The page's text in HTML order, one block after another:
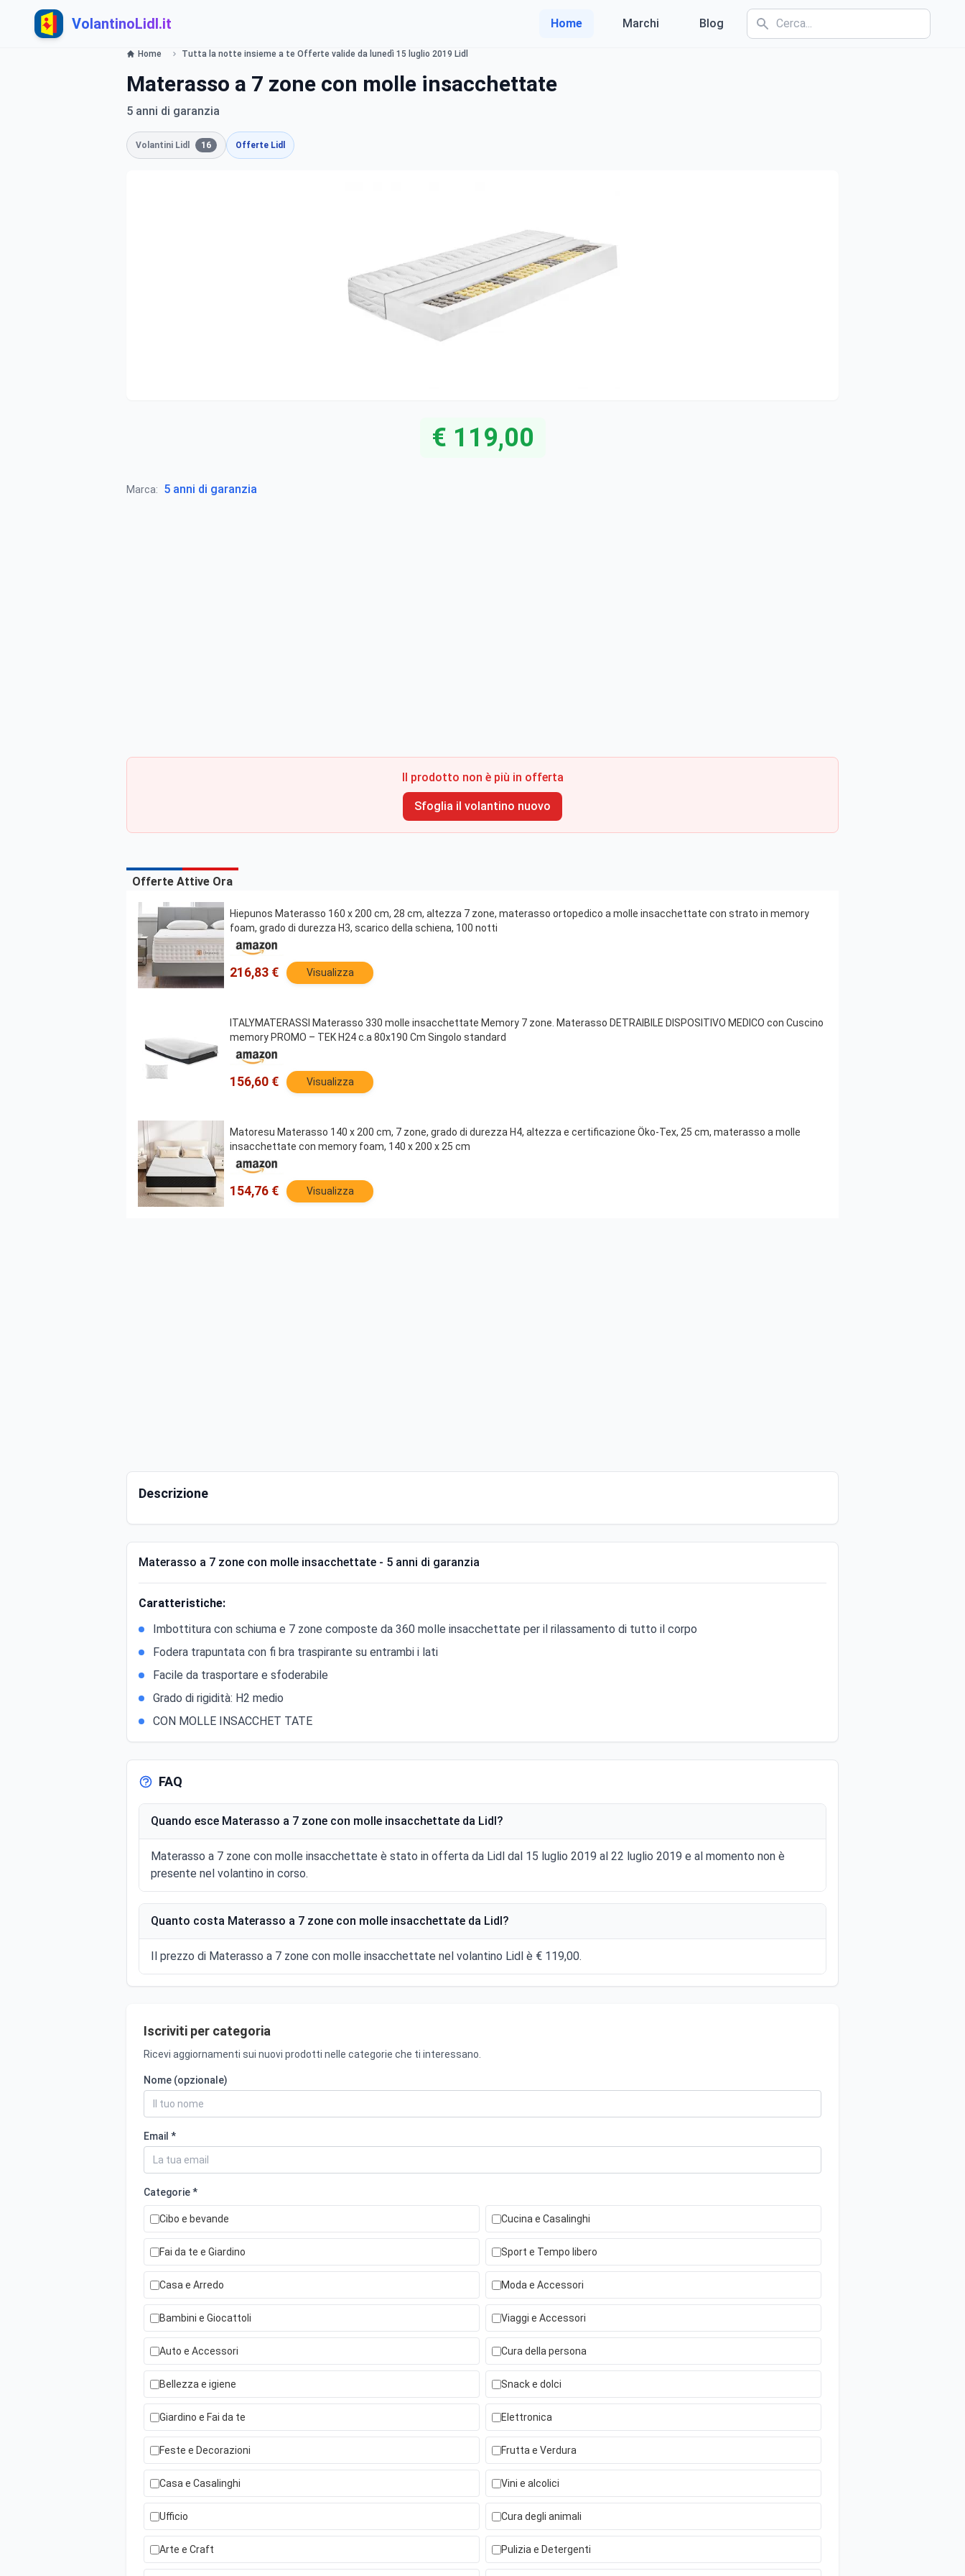
VolantinoLidl.it Home Marchi Blog
Home Tutta la notte insieme a te Offerte valide da lunedì 15 luglio 2019 Lidl
Materasso a 7 zone con molle insacchettate
5 anni di garanzia
Volantini Lidl 16 Offerte Lidl
€ 119,00
Marca: 5 anni di garanzia
Il prodotto non è più in offerta
Sfoglia il volantino nuovo
Offerte Attive Ora
Hiepunos Materasso 160 x 200 cm, 28 cm, altezza 7 zone, materasso ortopedico a molle insacchettate con strato in memory
foam, grado di durezza H3, scarico della schiena, 100 notti
216,83 € Visualizza
ITALYMATERASSI Materasso 330 molle insacchettate Memory 7 zone. Materasso DETRAIBILE DISPOSITIVO MEDICO con Cuscino
memory PROMO – TEK H24 c.a 80x190 Cm Singolo standard
156,60 € Visualizza
Matoresu Materasso 140 x 200 cm, 7 zone, grado di durezza H4, altezza e certificazione Öko-Tex, 25 cm, materasso a molle
insacchettate con memory foam, 140 x 200 x 25 cm
154,76 € Visualizza
Descrizione
Materasso a 7 zone con molle insacchettate - 5 anni di garanzia
Caratteristiche:
Imbottitura con schiuma e 7 zone composte da 360 molle insacchettate per il rilassamento di tutto il corpo
Fodera trapuntata con fi bra traspirante su entrambi i lati
Facile da trasportare e sfoderabile
Grado di rigidità: H2 medio
CON MOLLE INSACCHET TATE
FAQ
Quando esce Materasso a 7 zone con molle insacchettate da Lidl?
Materasso a 7 zone con molle insacchettate è stato in offerta da Lidl dal 15 luglio 2019 al 22 luglio 2019 e al momento non è
presente nel volantino in corso.
Quanto costa Materasso a 7 zone con molle insacchettate da Lidl?
Il prezzo di Materasso a 7 zone con molle insacchettate nel volantino Lidl è € 119,00.
Iscriviti per categoria
Ricevi aggiornamenti sui nuovi prodotti nelle categorie che ti interessano.
Nome (opzionale)
Email *
Categorie *
Cibo e bevande Cucina e Casalinghi
Fai da te e Giardino Sport e Tempo libero
Casa e Arredo Moda e Accessori
Bambini e Giocattoli Viaggi e Accessori
Auto e Accessori Cura della persona
Bellezza e igiene Snack e dolci
Giardino e Fai da te Elettronica
Feste e Decorazioni Frutta e Verdura
Casa e Casalinghi Vini e alcolici
Ufficio Cura degli animali
Arte e Craft Pulizia e Detergenti